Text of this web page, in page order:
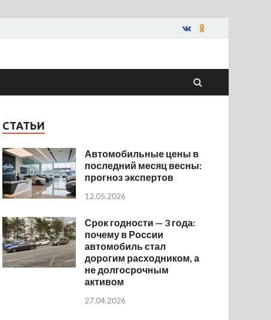
СТАТЬИ
Автомобильные цены в
последний месяц весны:
прогноз экспертов
12.05.2026
Срок годности — 3 года:
почему в России
автомобиль стал
дорогим расходником, а
не долгосрочным
активом
27.04.2026